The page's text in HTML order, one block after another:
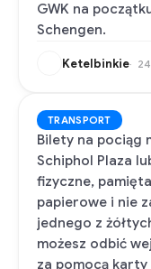
GWK na
Schengen.
Ketelbinkie
TRANSPORT
Bilety na pociąg
Schiphol Plaza
fizyczne,
papierowe i nie
jednego z
możesz odbić
za pomocą